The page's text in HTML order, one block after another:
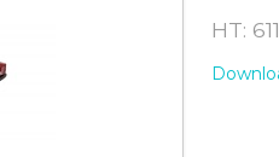
HT: